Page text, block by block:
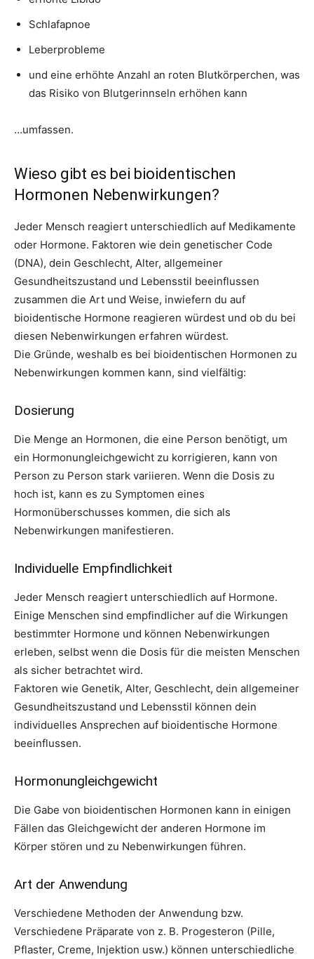
Schlafapnoe
Leberprobleme
und eine erhöhte Anzahl an roten Blutkörperchen, was
das Risiko von Blutgerinnseln erhöhen kann
…umfassen.
Wieso gibt es bei bioidentischen
Hormonen Nebenwirkungen?
Jeder Mensch reagiert unterschiedlich auf Medikamente
oder Hormone. Faktoren wie dein genetischer Code
(DNA), dein Geschlecht, Alter, allgemeiner
Gesundheitszustand und Lebensstil beeinflussen
zusammen die Art und Weise, inwiefern du auf
bioidentische Hormone reagieren würdest und ob du bei
diesen Nebenwirkungen erfahren würdest.
Die Gründe, weshalb es bei bioidentischen Hormonen zu
Nebenwirkungen kommen kann, sind vielfältig:
Dosierung
Die Menge an Hormonen, die eine Person benötigt, um
ein Hormonungleichgewicht zu korrigieren, kann von
Person zu Person stark variieren. Wenn die Dosis zu
hoch ist, kann es zu Symptomen eines
Hormonüberschusses kommen, die sich als
Nebenwirkungen manifestieren.
Individuelle Empfindlichkeit
Jeder Mensch reagiert unterschiedlich auf Hormone.
Einige Menschen sind empfindlicher auf die Wirkungen
bestimmter Hormone und können Nebenwirkungen
erleben, selbst wenn die Dosis für die meisten Menschen
als sicher betrachtet wird.
Faktoren wie Genetik, Alter, Geschlecht, dein allgemeiner
Gesundheitszustand und Lebensstil können dein
individuelles Ansprechen auf bioidentische Hormone
beeinflussen.
Hormonungleichgewicht
Die Gabe von bioidentischen Hormonen kann in einigen
Fällen das Gleichgewicht der anderen Hormone im
Körper stören und zu Nebenwirkungen führen.
Art der Anwendung
Verschiedene Methoden der Anwendung bzw.
Verschiedene Präparate von z. B. Progesteron (Pille,
Pflaster, Creme, Injektion usw.) können unterschiedliche